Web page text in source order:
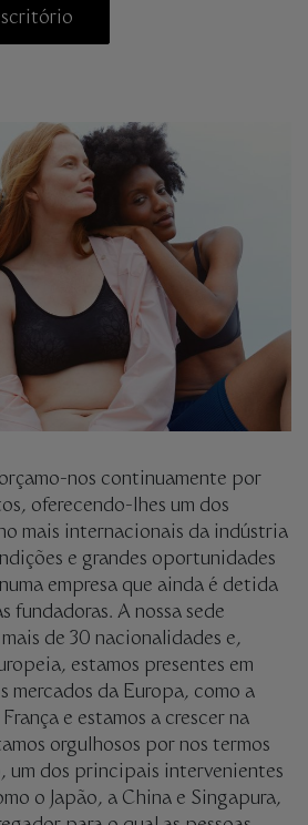
nos continuamente por
oferecendo-lhes um dos
mais internacionais da indústria
e grandes oportunidades
empresa que ainda é detida
fundadoras. A nossa sede
de 30 nacionalidades e,
estamos presentes em
mercados da Europa, como a
e estamos a crescer na
orgulhosos por nos termos
um dos principais intervenientes
o Japão, a China e Singapura,